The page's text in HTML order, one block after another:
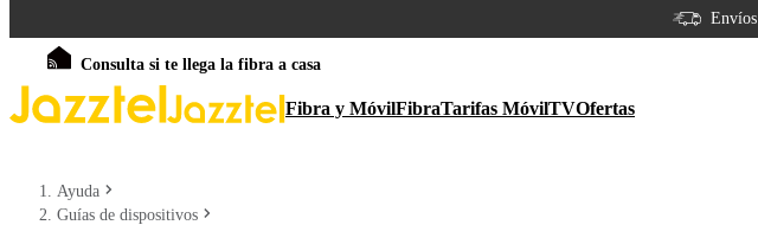
Envíos
Consulta si te llega la fibra a casa
Fibra y MóvilFibraTarifas MóvilTVOfertas
Ayuda
Guías de dispositivos